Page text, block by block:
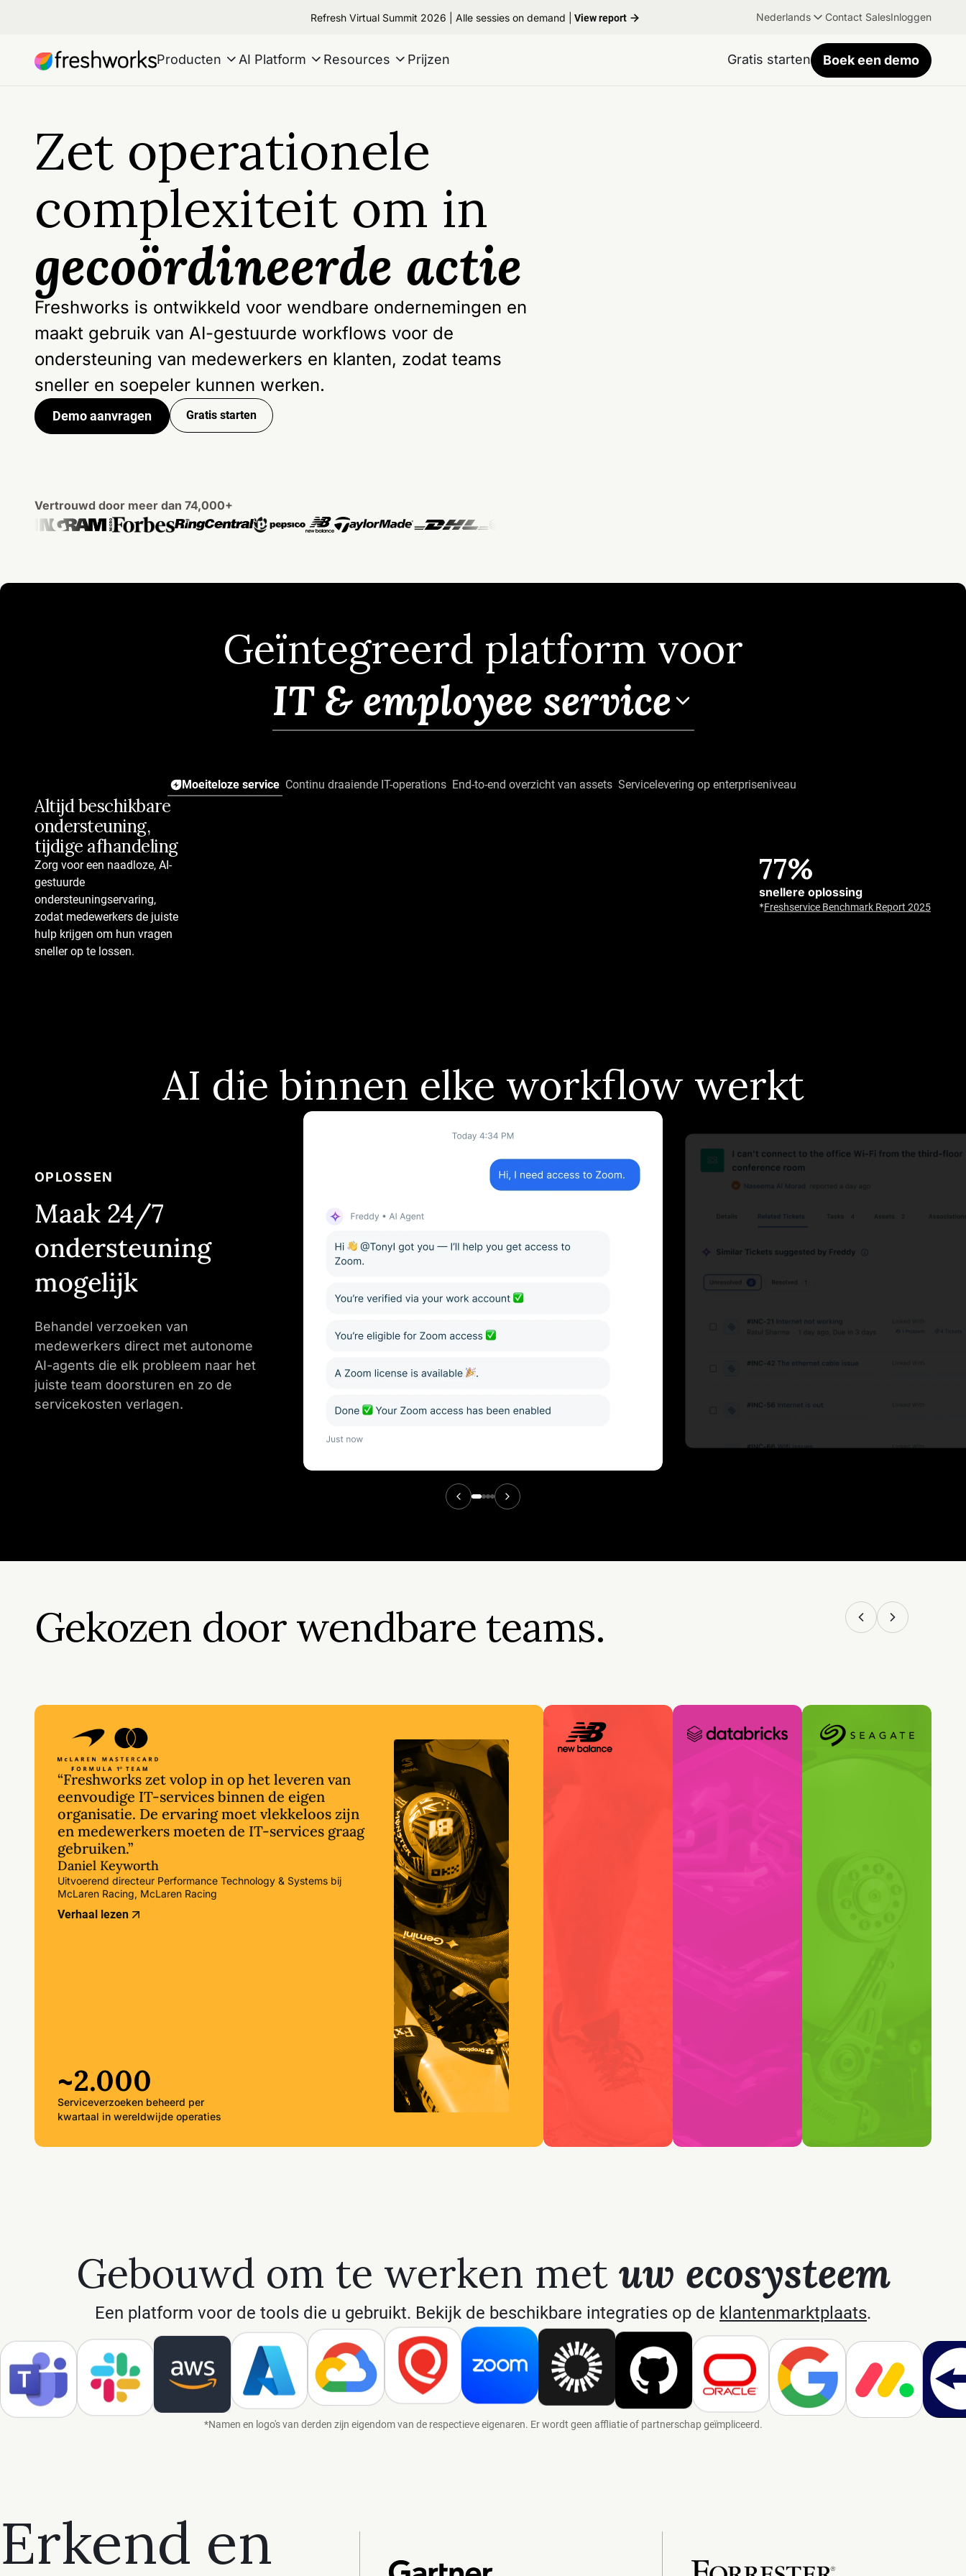
Refresh Virtual Summit 2026 | Alle sessies on demand | View report Nederlands Contact SalesInloggen
Producten AI Platform Resources Prijzen Gratis starten Boek een demo
Zet operationele
complexiteit om in
gecoördineerde actie
Freshworks is ontwikkeld voor wendbare ondernemingen en
maakt gebruik van AI-gestuurde workflows voor de
ondersteuning van medewerkers en klanten, zodat teams
sneller en soepeler kunnen werken.
Demo aanvragen Gratis starten
Vertrouwd door meer dan 74,000+
Geïntegreerd platform voor
IT & employee service
Moeiteloze service Continu draaiende IT-operations End-to-end overzicht van assets Servicelevering op enterpriseniveau
Altijd beschikbare
ondersteuning,
tijdige afhandeling
Zorg voor een naadloze, AI-
gestuurde
ondersteuningservaring,
zodat medewerkers de juiste
hulp krijgen om hun vragen
sneller op te lossen.
77%
snellere oplossing
*Freshservice Benchmark Report 2025
Handel tickets af
met AI
AI die vanaf dag één werkt
Direct inzetbare AI-agents
voor alle sectoren
50+ vooraf geconfigureerde
workflows en
automatiseringen
Zelflerende AI-agents
oplossingspercentages
Answer questions, execute
actions, and provide support
around the clock.
AI die binnen elke workflow werkt
OPLOSSEN
Maak 24/7
ondersteuning
mogelijk
Behandel verzoeken van
medewerkers direct met autonome
AI-agents die elk probleem naar het
juiste team doorsturen en zo de
servicekosten verlagen.
Versnel de triage en probleemoplossing met AI Copilot-ondersteuning die rechtstreeks in de workflows van de medewerkers is geïntegreerd.
Verbeter continu de service
Gekozen door wendbare teams.
Opererend op schaal.
~2.000
Serviceverzoeken beheerd per
kwartaal in wereldwijde operaties
“Freshworks zet volop in op het leveren van
eenvoudige IT-services binnen de eigen
organisatie. De ervaring moet vlekkeloos zijn
en medewerkers moeten de IT-services graag
gebruiken.”
Daniel Keyworth
Uitvoerend directeur Performance Technology & Systems bij
McLaren Racing, McLaren Racing
Verhaal lezen
Gebouwd om te werken met uw ecosysteem
Een platform voor de tools die u gebruikt. Bekijk de beschikbare integraties op de klantenmarktplaats.
Amazon Web Services
*Namen en logo's van derden zijn eigendom van de respectieve eigenaren. Er wordt geen affliatie of partnerschap geïmpliceerd.
Erkend en